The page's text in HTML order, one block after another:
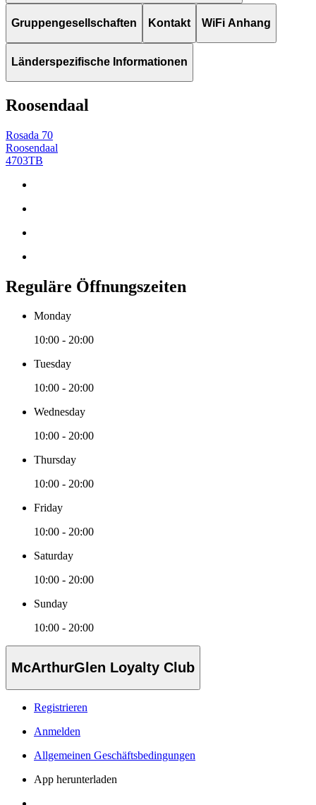
Gruppengesellschaften Kontakt WiFi Anhang
Länderspezifische Informationen
Roosendaal
Rosada 70
Roosendaal
4703TB
Reguläre Öffnungszeiten
Monday
10:00 - 20:00
Tuesday
10:00 - 20:00
Wednesday
10:00 - 20:00
Thursday
10:00 - 20:00
Friday
10:00 - 20:00
Saturday
10:00 - 20:00
Sunday
10:00 - 20:00
McArthurGlen Loyalty Club
Registrieren
Anmelden
Allgemeinen Geschäftsbedingungen
App herunterladen